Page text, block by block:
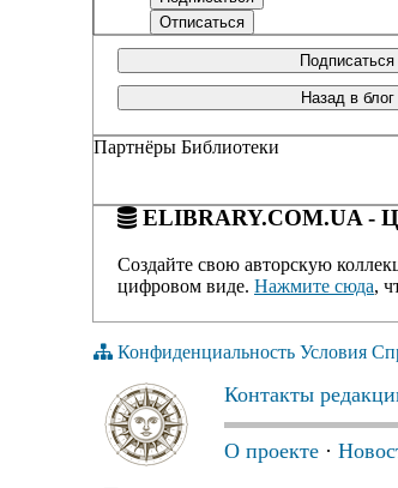
Подписаться
Назад в блог
Партнёры Библиотеки
ELIBRARY.COM.UA -
Создайте свою авторскую
цифровом виде. Нажмите сюда,
Конфиденциальность Условия
Контакты
О проекте ·